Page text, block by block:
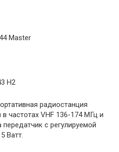
Master
H2
радиостанция
частотах VHF 136-174 МГц и
с регулируемой
Ватт.